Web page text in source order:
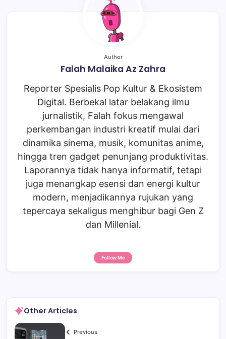
Author
Falah Malaika Az Zahra
Reporter Spesialis Pop Kultur & Ekosistem
Digital. Berbekal latar belakang ilmu
jurnalistik, Falah fokus mengawal
perkembangan industri kreatif mulai dari
dinamika sinema, musik, komunitas anime,
hingga tren gadget penunjang produktivitas.
Laporannya tidak hanya informatif, tetapi
juga menangkap esensi dan energi kultur
modern, menjadikannya rujukan yang
tepercaya sekaligus menghibur bagi Gen Z
dan Millenial.
Follow Me
Other Articles
Previous